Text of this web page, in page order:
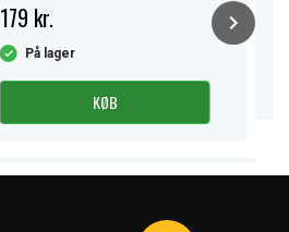
179 kr.
På lager
KØB